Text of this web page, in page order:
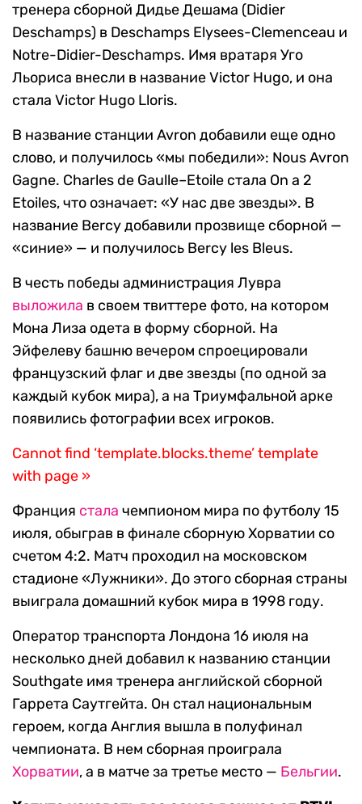
тренера сборной Дидье Дешама (Didier
Deschamps) в Deschamps Elysees-Clemenceau и
Notre-Didier-Deschamps. Имя вратаря Уго
Льориса внесли в название Victor Hugo, и она
стала Victor Hugo Lloris.
В название станции Avron добавили еще одно
слово, и получилось «мы победили»: Nous Avron
Gagne. Charles de Gaulle–Etoile стала On a 2
Etoiles, что означает: «У нас две звезды». В
название Bercy добавили прозвище сборной —
«синие» — и получилось Bercy les Bleus.
В честь победы администрация Лувра
выложила в своем твиттере фото, на котором
Мона Лиза одета в форму сборной. На
Эйфелеву башню вечером спроецировали
французский флаг и две звезды (по одной за
каждый кубок мира), а на Триумфальной арке
появились фотографии всех игроков.
Cannot find ‘template.blocks.theme’ template
with page »
Франция стала чемпионом мира по футболу 15
июля, обыграв в финале сборную Хорватии со
счетом 4:2. Матч проходил на московском
стадионе «Лужники». До этого сборная страны
выиграла домашний кубок мира в 1998 году.
Оператор транспорта Лондона 16 июля на
несколько дней добавил к названию станции
Southgate имя тренера английской сборной
Гаррета Саутгейта. Он стал национальным
героем, когда Англия вышла в полуфинал
чемпионата. В нем сборная проиграла
Хорватии, а в матче за третье место — Бельгии.